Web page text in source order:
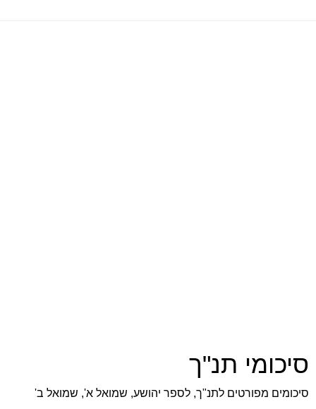
סיכומי תנ"ך
סיכומים מפורטים לתנ"ך, לספר יהושע, שמואל א', שמואל ב'